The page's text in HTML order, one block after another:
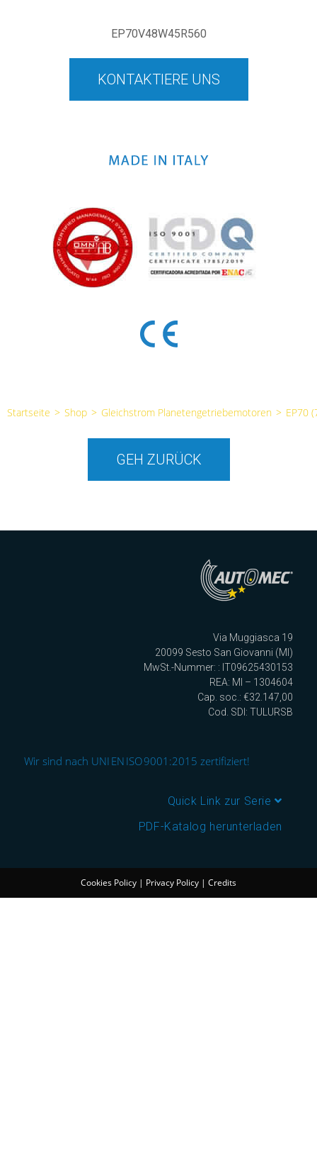
EP70V48W45R560
KONTAKTIERE UNS
Startseite > Shop > Gleichstrom Planetengetriebemotoren > EP70
GEH ZURÜCK
Via Muggiasca 19
20099 Sesto San Giovanni (MI)
MwSt.-Nummer: : IT09625430153
REA: MI – 1304604
Cap. soc.: €32.147,00
Cod. SDI: TULURSB
Wir sind nach UNI EN ISO 9001:2015 zertifiziert!
Quick Link zur Serie
PDF-Katalog herunterladen
Cookies Policy | Privacy Policy | Credits